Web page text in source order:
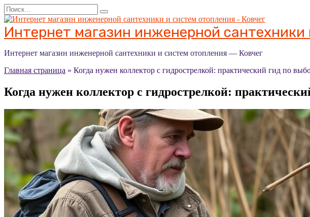
Перейти
к
содержанию
Search
for:
Интернет магазин инженерной сантехники
Интернет магазин инженерной сантехники и систем отопления — Ковчег
Главная страница » Когда нужен коллектор с гидрострелкой: практический гид по
Когда нужен коллектор с гидрострелкой: